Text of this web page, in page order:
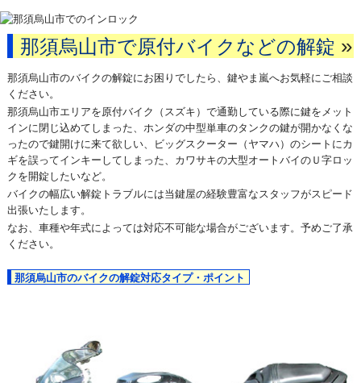
那須烏山市で原付バイクなどの解錠 »
那須烏山市のバイクの解錠にお困りでしたら、鍵やま嵐へお気軽にご相談
ください。
那須烏山市エリアを原付バイク（スズキ）で通勤している際に鍵をメット
インに閉じ込めてしまった、ホンダの中型単車のタンクの鍵が開かなくな
ったので鍵開けに来て欲しい、ビッグスクーター（ヤマハ）のシートにカ
ギを誤ってインキーしてしまった、カワサキの大型オートバイのＵ字ロッ
クを開錠したいなど。
バイクの幅広い解錠トラブルには当鍵屋の経験豊富なスタッフがスピード
出張いたします。
なお、車種や年式によっては対応不可能な場合がございます。予めご了承
ください。
那須烏山市のバイクの解錠対応タイプ・ポイント